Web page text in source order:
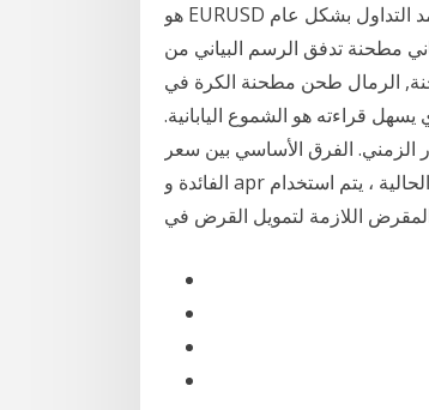
هو EURUSD وتم تعيين الرسم البياني لشموع ذات فواصل زمنية مدتها 5 دقائق. يعتمد التداول بشكل عام
مطحنة تدفق الرسم البياني من
الرمال طحن مطحنة الكرة في
قراءته هو الشموع اليابانية.
الزمني. الفرق الأساسي بين سعر
الفائدة و apr هو أنه في حين أن سعر الفائدة يظهر تكلفة الاقتراض الحالية ، يتم استخدام apr لتقديم الصورة
اللازمة لتمويل القرض في